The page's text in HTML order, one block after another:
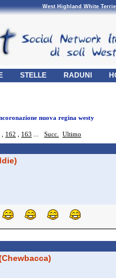
West Highland White
STELLE RADUNI
nuova regina westy
162 163 Succ. Ultimo